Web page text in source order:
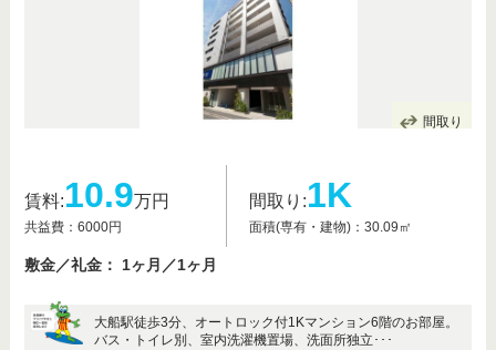
間取り
賃料:10.9万円
共益費：6000円
間取り:1K
面積(専有・建物)：30.09㎡
敷金／礼金： 1ヶ月／1ヶ月
大船駅徒歩3分、オートロック付1Kマンション6階のお部屋。
バス・トイレ別、室内洗濯機置場、洗面所独立･･･